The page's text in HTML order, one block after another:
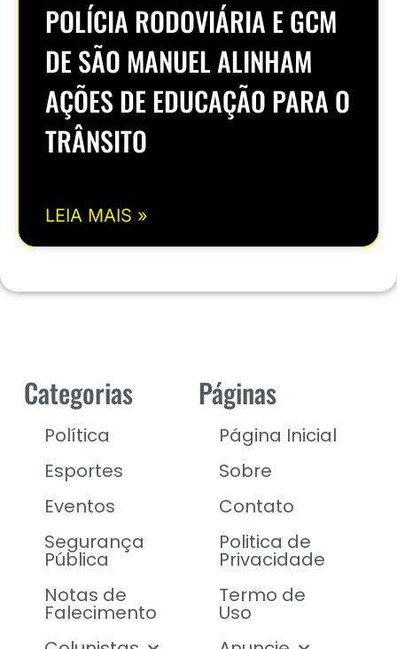
POLÍCIA RODOVIÁRIA E GCM
DE SÃO MANUEL ALINHAM
AÇÕES DE EDUCAÇÃO PARA O
TRÂNSITO
LEIA MAIS »
Categorias
Política
Esportes
Eventos
Segurança
Pública
Notas de
Falecimento
Páginas
Página Inicial
Sobre
Contato
Politica de
Privacidade
Termo de
Uso